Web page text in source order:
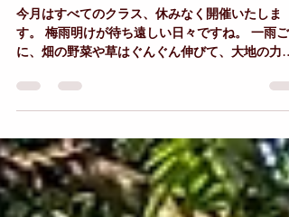
Sakae Kikuchi
6月30日
読了時間: 1分
7月のスケジュール
今月はすべてのクラス、休みなく開催いたしま
す。 梅雨明けが待ち遠しい日々ですね。 一雨ご
さが感じられます。 からだや呼吸に気がつくこと
も、ヨガのエクササイズの大切な要素です。 毎日
違うからだの感覚を楽しみながら、観察していき
ましょう。新たな発見があると思います。 夏のシ